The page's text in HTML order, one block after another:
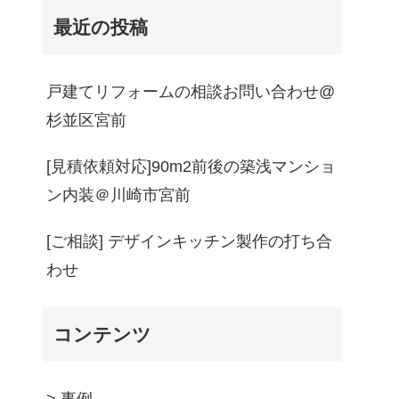
最近の投稿
戸建てリフォームの相談お問い合わせ@
杉並区宮前
[見積依頼対応]90m2前後の築浅マンショ
ン内装＠川崎市宮前
[ご相談] デザインキッチン製作の打ち合
わせ
コンテンツ